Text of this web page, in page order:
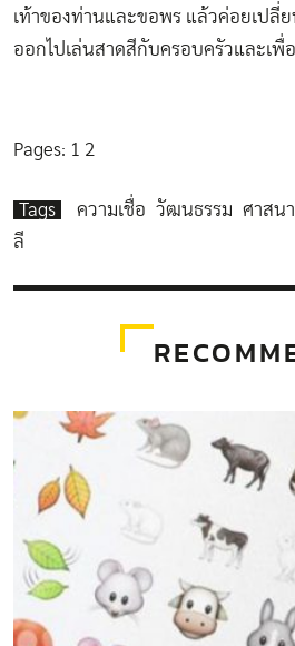
เท้าของท่านและขอพร แล้วค่อยเปลี่
ออกไปเล่นสาดสีกับครอบครัวและเพื่
Pages: 1 2
Tags ความเชื่อ วัฒนธรรม ศาสน
ลี